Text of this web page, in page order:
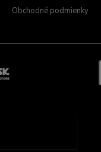
Obchodné podmienky